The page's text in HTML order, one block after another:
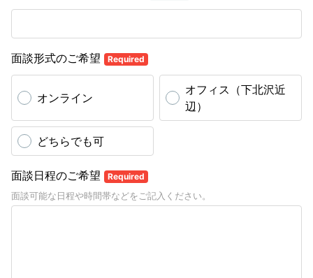
面談形式のご希望 Required
オンライン
オフィス（下北沢近
辺）
どちらでも可
面談日程のご希望 Required
面談可能な日程や時間帯などをご記入ください。